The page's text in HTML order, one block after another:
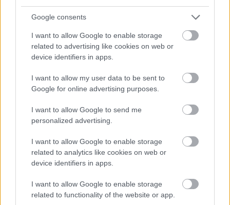
Google consents
I want to allow Google to enable storage
related to advertising like cookies on web or
device identifiers in apps.
I want to allow my user data to be sent to
Google for online advertising purposes.
I want to allow Google to send me
personalized advertising.
I want to allow Google to enable storage
related to analytics like cookies on web or
device identifiers in apps.
I want to allow Google to enable storage
related to functionality of the website or app.